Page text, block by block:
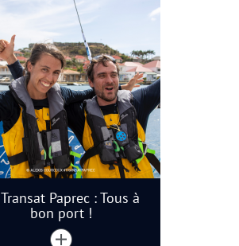
Paprec : Tous à
bon port !